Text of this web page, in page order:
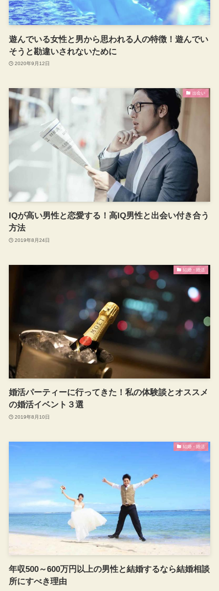
遊んでいる女性と男から思われる人の特徴！遊んでい
そうと勘違いされないために
2020年9月12日
出会い
IQが高い男性と恋愛する！高IQ男性と出会い付き合う
方法
2019年8月24日
結婚・婚活
婚活パーティーに行ってきた！私の体験談とオススメ
の婚活イベント３選
2019年8月10日
結婚・婚活
年収500～600万円以上の男性と結婚するなら結婚相談
所にすべき理由